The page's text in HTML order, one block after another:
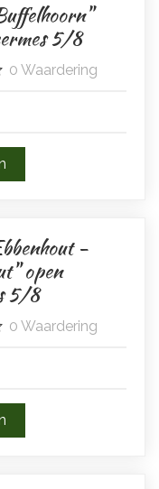
5/8
0 Waardering
-
open
5/8
0 Waardering